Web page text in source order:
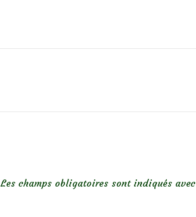
Les champs obligatoires sont indiqués avec